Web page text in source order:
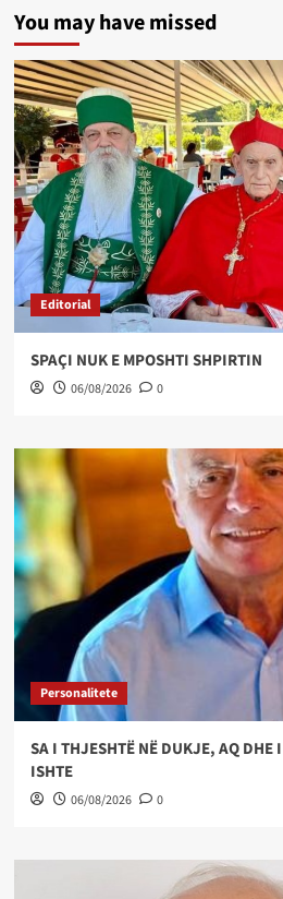
You may have missed
Editorial
SPAÇI NUK E MPOSHTI SHPIRTIN
06/08/2026 0
Personalitete
SA I THJESHTË NË DUKJE, AQ DHE
ISHTE
06/08/2026 0